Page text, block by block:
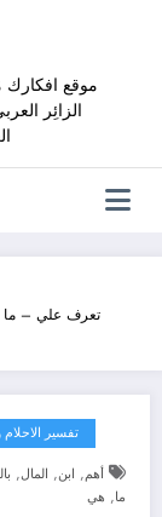
موقع افكارك
الزائِر
تعرف علي – ما
تفسير
أهم, ابن, المال,
ما, هي